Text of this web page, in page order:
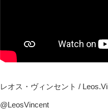
レオス・ヴィンセント /
@LeosVincent